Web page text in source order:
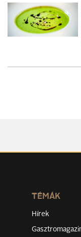
TÉMÁK
Hírek